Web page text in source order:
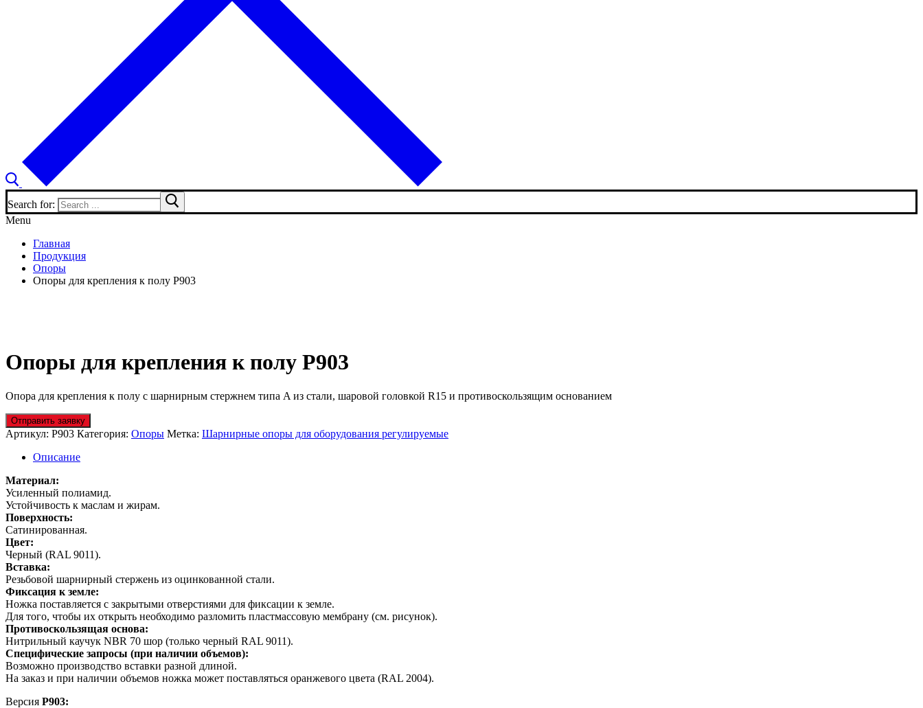
Search for:
Menu
Главная
Продукция
Опоры
Опоры для крепления к полу P903
Опоры для крепления к полу P903
Опора для крепления к полу с шарнирным стержнем типа A из стали, шаровой головкой R15 и противоскользящим основанием
Отправить заявку
Артикул: P903 Категория: Опоры Метка: Шарнирные опоры для оборудования регулируемые
Описание
Материал:
Усиленный полиамид.
Устойчивость к маслам и жирам.
Поверхность:
Сатинированная.
Цвет:
Черный (RAL 9011).
Вставка:
Резьбовой шарнирный стержень из оцинкованной стали.
Фиксация к земле:
Ножка поставляется с закрытыми отверстиями для фиксации к земле.
Для того, чтобы их открыть необходимо разломить пластмассовую мембрану (см. рисунок).
Противоскользящая основа:
Нитрильный каучук NBR 70 шор (только черный RAL 9011).
Специфические запросы (при наличии объемов):
Возможно производство вставки разной длиной.
На заказ и при наличии объемов ножка может поставляться оранжевого цвета (RAL 2004).
Версия P903: